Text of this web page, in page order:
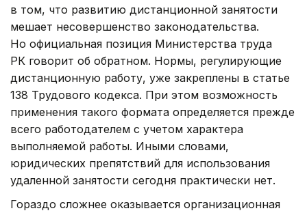
в том, что развитию дистанционной занятости
мешает несовершенство законодательства.
Но официальная позиция Министерства труда
РК говорит об обратном. Нормы, регулирующие
дистанционную работу, уже закреплены в статье
138 Трудового кодекса. При этом возможность
применения такого формата определяется прежде
всего работодателем с учетом характера
выполняемой работы. Иными словами,
юридических препятствий для использования
удаленной занятости сегодня практически нет.
Гораздо сложнее оказывается организационная